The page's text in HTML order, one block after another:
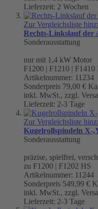
Lieferzeit: 2 Wochen
Zur Vergleichsliste
Rechts-Linkslauf der
Sonderausstattung
nur mit 1,4 kW Motor
F1200 | F1210 | F1410
Artikelnummer: 11234
Sonderpreis 79,00 €
inkl. MwSt., zzgl.
Lieferzeit: 2-3 Tage
Zur Vergleichsliste
Kugelrollspindeln X-
Sonderausstattung
präzise, spielfrei,
zu F1200 | F1202 HS
Artikelnummer: 11244
Sonderpreis 549,99 €
inkl. MwSt., zzgl.
Lieferzeit: 2-3 Tage